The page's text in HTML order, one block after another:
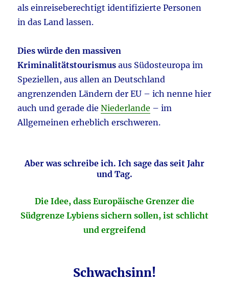
als einreiseberechtigt identifizierte Personen
in das Land lassen.
Dies würde den massiven
Kriminalitätstourismus aus Südosteuropa im
Speziellen, aus allen an Deutschland
angrenzenden Ländern der EU – ich nenne hier
auch und gerade dieNiederlande – im
Allgemeinen erheblich erschweren.
Aber was schreibe ich. Ich sage das seit Jahr
und Tag.
Die Idee, dass Europäische Grenzer die
Südgrenze Lybiens sichern sollen, ist schlicht
und ergreifend
Schwachsinn!